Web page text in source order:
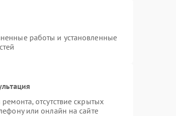
работы и установленные
отсутствие скрытых
или онлайн на сайте